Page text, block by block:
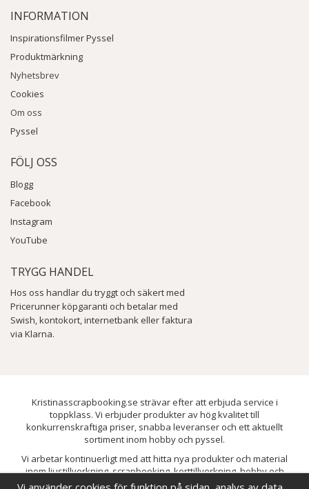
INFORMATION
Inspirationsfilmer Pyssel
Produktmärkning
Nyhetsbrev
Cookies
Om oss
Pyssel
FÖLJ OSS
Blogg
Facebook
Instagram
YouTube
TRYGG HANDEL
Hos oss handlar du tryggt och säkert med
Pricerunner köpgaranti och betalar med
Swish, kontokort, internetbank eller faktura
via Klarna.
Kristinasscrapbooking.se strävar efter att erbjuda service i
toppklass. Vi erbjuder produkter av hög kvalitet till
konkurrenskraftiga priser, snabba leveranser och ett aktuellt
sortiment inom hobby och pyssel.
Vi arbetar kontinuerligt med att hitta nya produkter och material
inom ljustillverkning, scrapbooking, korttillverkning, hobby och
pyssel. Målet är att bredda sortimentet och löpande förbättra och